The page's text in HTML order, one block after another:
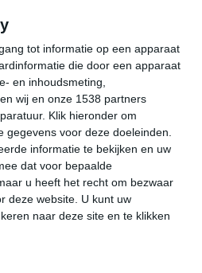
tot informatie op een apparaat
die door een apparaat
en inhoudsmeting,
wij en onze 1538 partners
Klik hieronder om
voor deze doeleinden.
informatie te bekijken en uw
dat voor bepaalde
u heeft het recht om bezwaar
deze website. U kunt uw
naar deze site en te klikken